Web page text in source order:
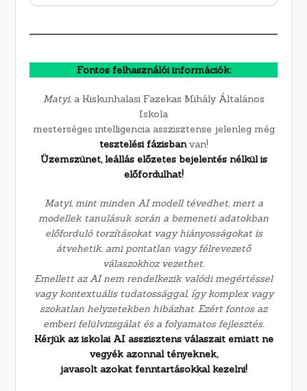
Fontos felhasználói információk:
Matyi, a Kiskunhalasi Fazekas Mihály Általános
Iskola
mesterséges intelligencia asszisztense jelenleg még
tesztelési fázisbanvan!
Üzemszünet, leállás előzetes bejelentés nélkül is
előfordulhat!
Matyi, mint minden AI modell tévedhet, mert a
modellek tanulásuk során a bemeneti adatokban
előforduló torzításokat vagy hiányosságokat is
átvehetik, ami pontatlan vagy félrevezető
válaszokhoz vezethet.
Emellett az AI nem rendelkezik valódi megértéssel
vagy kontextuális tudatossággal, így komplex vagy
szokatlan helyzetekben hibázhat. Ezért fontos az
emberi felülvizsgálat és a folyamatos fejlesztés.
Kérjük az iskolai AI asszisztens válaszait emiatt ne
vegyék azonnal tényeknek,
javasolt azokat fenntartásokkal kezelni!